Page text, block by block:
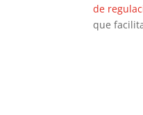
de
que